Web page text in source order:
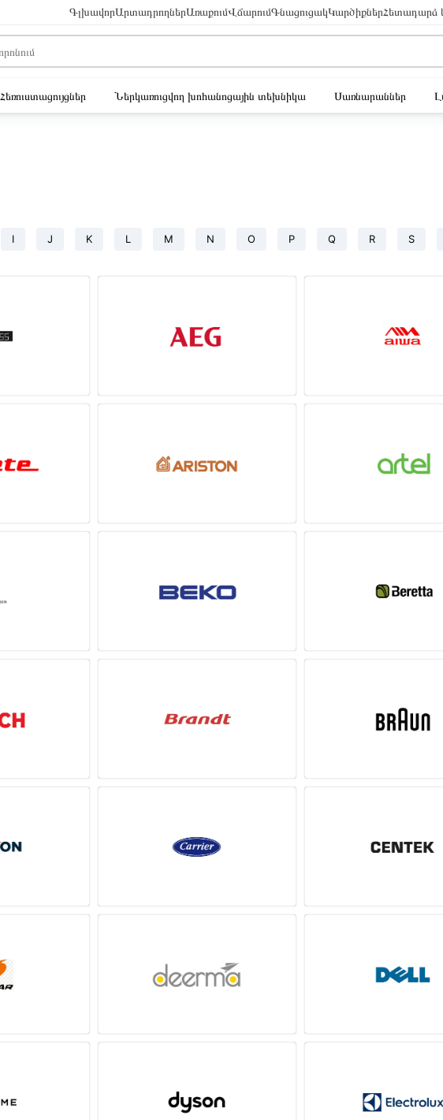
ԳլխավորԱրտադրողներԱռաքումՎճարումԳնացուցակԿարծիքներՀետադարձ
Հեռուստացույցներ Ներկառուցվող խոհանոցային տեխնիկա Սառնարաններ
I J K L M N O P Q R S